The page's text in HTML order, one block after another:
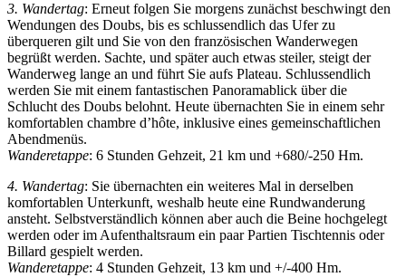
3. Wandertag: Erneut folgen Sie morgens zunächst beschwingt den
Wendungen des Doubs, bis es schlussendlich das Ufer zu
überqueren gilt und Sie von den französischen Wanderwegen
begrüßt werden. Sachte, und später auch etwas steiler, steigt der
Wanderweg lange an und führt Sie aufs Plateau. Schlussendlich
werden Sie mit einem fantastischen Panoramablick über die
Schlucht des Doubs belohnt. Heute übernachten Sie in einem sehr
komfortablen chambre d’hôte, inklusive eines gemeinschaftlichen
Abendmenüs.
Wanderetappe: 6 Stunden Gehzeit, 21 km und +680/-250 Hm.
4. Wandertag: Sie übernachten ein weiteres Mal in derselben
komfortablen Unterkunft, weshalb heute eine Rundwanderung
ansteht. Selbstverständlich können aber auch die Beine hochgelegt
werden oder im Aufenthaltsraum ein paar Partien Tischtennis oder
Billard gespielt werden.
Wanderetappe: 4 Stunden Gehzeit, 13 km und +/-400 Hm.